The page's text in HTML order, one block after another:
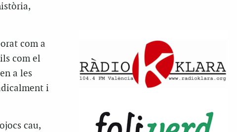
com a
com el
a les
i
cau,